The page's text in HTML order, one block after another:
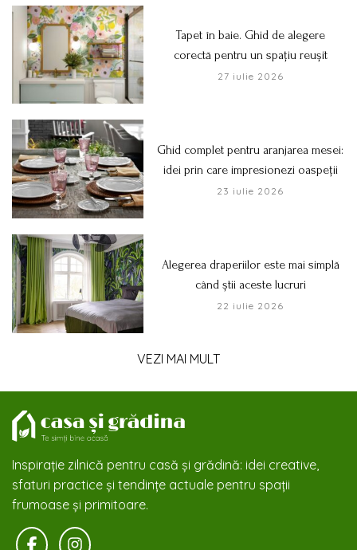
Tapet în baie. Ghid de alegere
corectă pentru un spațiu reușit
27 iulie 2026
Ghid complet pentru aranjarea mesei:
idei prin care impresionezi oaspeții
23 iulie 2026
Alegerea draperiilor este mai simplă
când știi aceste lucruri
22 iulie 2026
VEZI MAI MULT
Inspirație zilnică pentru casă și grădină: idei creative,
sfaturi practice și tendințe actuale pentru spații
frumoase și primitoare.